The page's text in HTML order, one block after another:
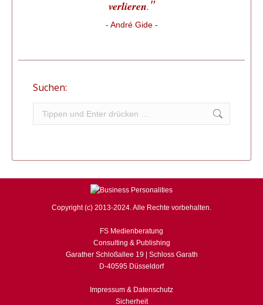
verlieren. "
- André Gide -
Suchen:
Copyright (c) 2013-2024. Alle Rechte vorbehalten.
FS Medienberatung
Consulting & Publishing
Garather Schloßallee 19 | Schloss Garath
D-40595 Düsseldorf
Impressum & Datenschutz
Sicherheit